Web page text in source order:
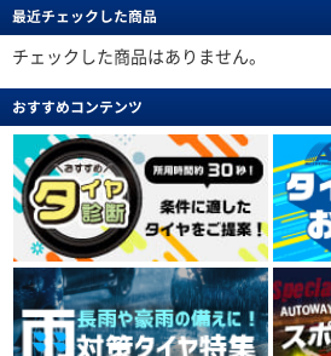
最近チェックした商品
チェックした商品はありません。
おすすめコンテンツ